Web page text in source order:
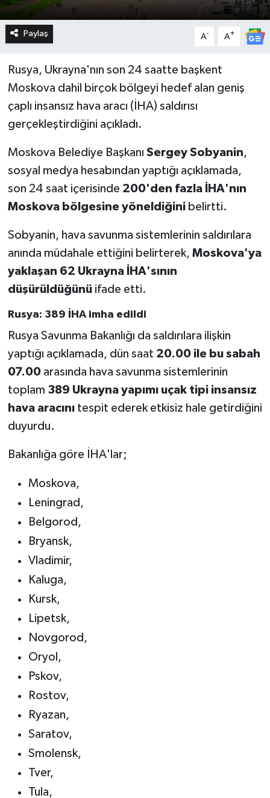
Paylaş A- A+
Rusya, Ukrayna'nın son 24 saatte başkent
Moskova dahil birçok bölgeyi hedef alan geniş
çaplı insansız hava aracı (İHA) saldırısı
gerçekleştirdiğini açıkladı.
Moskova Belediye Başkanı Sergey Sobyanin,
sosyal medya hesabından yaptığı açıklamada,
son 24 saat içerisinde 200'den fazla İHA'nın
Moskova bölgesine yöneldiğinibelirtti.
Sobyanin, hava savunma sistemlerinin saldırılara
anında müdahale ettiğini belirterek, Moskova'ya
yaklaşan 62 Ukrayna İHA'sının
düşürüldüğünüifade etti.
Rusya: 389 İHA imha edildi
Rusya Savunma Bakanlığı da saldırılara ilişkin
yaptığı açıklamada, dün saat 20.00 ile bu sabah
07.00arasında hava savunma sistemlerinin
toplam 389 Ukrayna yapımı uçak tipi insansız
hava aracınıtespit ederek etkisiz hale getirdiğini
duyurdu.
Bakanlığa göre İHA'lar;
Moskova,
Leningrad,
Belgorod,
Bryansk,
Vladimir,
Kaluga,
Kursk,
Lipetsk,
Novgorod,
Oryol,
Pskov,
Rostov,
Ryazan,
Saratov,
Smolensk,
Tver,
Tula,